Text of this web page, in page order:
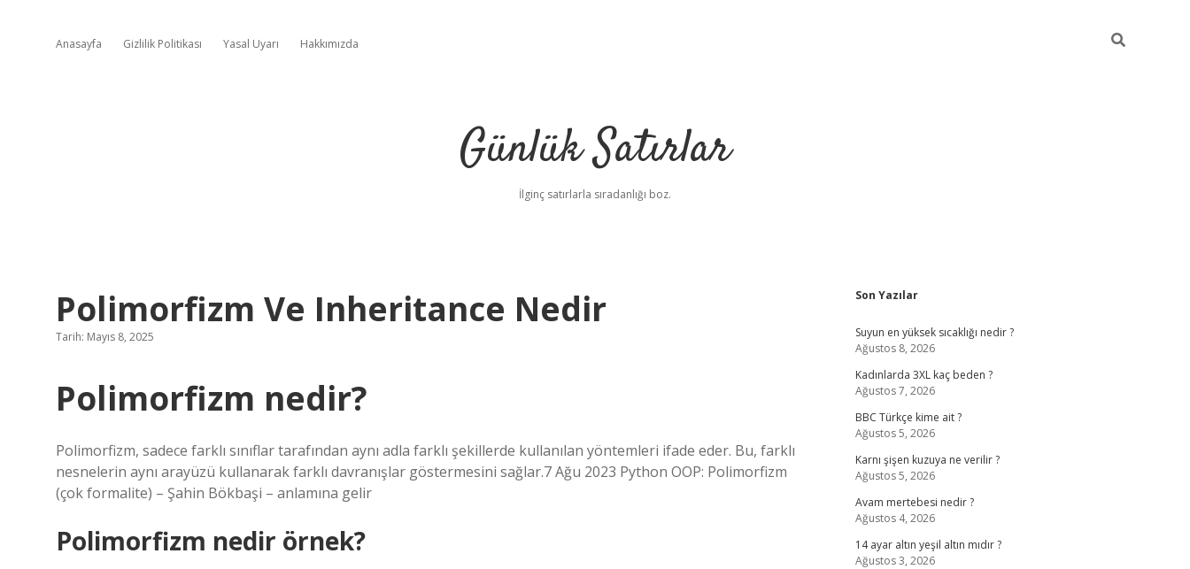
Anasayfa Gizlilik Politikası Yasal Uyarı Hakkımızda
Günlük Satırlar
İlginç satırlarla sıradanlığı boz.
Polimorfizm Ve Inheritance Nedir
Tarih: Mayıs 8, 2025
Polimorfizm nedir?
Polimorfizm, sadece farklı sınıflar tarafından aynı adla farklı şekillerde kullanılan yöntemleri ifade eder. Bu, farklı
nesnelerin aynı arayüzü kullanarak farklı davranışlar göstermesini sağlar.7 Ağu 2023 Python OOP: Polimorfizm
(çok formalite) – Şahin Bökbaşi – anlamına gelir
Polimorfizm nedir örnek?
Sidebar
Son Yazılar
Suyun en yüksek sıcaklığı nedir ?
Ağustos 8, 2026
Kadınlarda 3XL kaç beden ?
Ağustos 7, 2026
BBC Türkçe kime ait ?
Ağustos 5, 2026
Karnı şişen kuzuya ne verilir ?
Ağustos 5, 2026
Avam mertebesi nedir ?
Ağustos 4, 2026
14 ayar altın yeşil altın mıdır ?
Ağustos 3, 2026